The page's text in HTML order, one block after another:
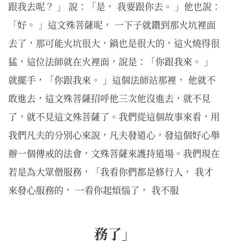
跟我去呢？ 」 說：「是， 我要跟你去。 」他也說：
「好。 」這文殊菩薩呢， 一下子就鑽到那火坑裡面
去了，那可能火坑很大，鍋也是很大的，這火燒得很
猛，這位法師就在火裡面，說是：「你跟我來。 」
就擺手，「你跟我來。 」這個法師站那裡， 他就不
敢進去，這文殊菩薩招呼他三次他沒進去，就不見
了，就不見這文殊菩薩了。我們從這個故事來看，用
我們凡夫的分別心來說，凡夫發道心，發這個好心舉
辦一個傳戒的法會，文殊菩薩來護持道場。我們現在
若是為大眾僧服務，「我看你們都是修行人， 我才
來發心服務的， 一看你起煩惱了， 我不服
務了」